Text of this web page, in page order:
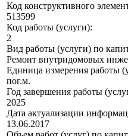
Код конструктивного
513599
Код работы (услуги):
2
Вид работы (услуги) по
Ремонт внутридомовых
Единица измерения работы
пог.м.
Год завершения работы
2025
Дата актуализации
13.06.2017